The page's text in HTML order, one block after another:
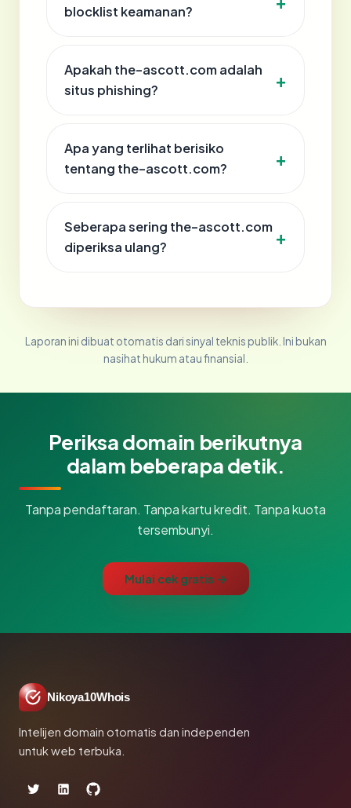
blocklist keamanan?
Apakah the-ascott.com adalah
situs phishing?
Apa yang terlihat berisiko
tentang the-ascott.com?
Seberapa sering the-ascott.com
diperiksa ulang?
Laporan ini dibuat otomatis dari sinyal teknis publik. Ini bukan
nasihat hukum atau finansial.
Periksa domain berikutnya
dalam beberapa detik.
Tanpa pendaftaran. Tanpa kartu kredit. Tanpa kuota
tersembunyi.
Mulai cek gratis →
Nikoya10Whois
Intelijen domain otomatis dan independen
untuk web terbuka.